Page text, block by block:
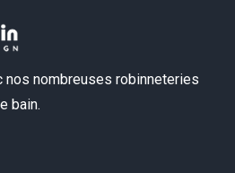
nos nombreuses robinneteries
bain.